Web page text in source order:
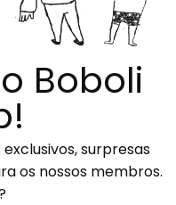
Boboli
surpresas
os nossos membros.